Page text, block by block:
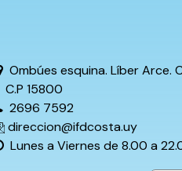
Ombúes esquina. Líber Arce.
C.P 15800
2696 7592
direccion@ifdcosta.uy
Lunes a Viernes de 8.00 a